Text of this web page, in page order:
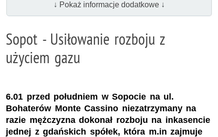
↓ Pokaż informacje dodatkowe ↓
Sopot - Usiłowanie rozboju z
użyciem gazu
6.01 przed południem w Sopocie na ul.
Bohaterów Monte Cassino niezatrzymany na
razie mężczyzna dokonał rozboju na inkasencie
jednej z gdańskich spółek, która m.in zajmuje